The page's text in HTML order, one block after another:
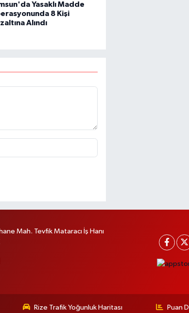
Yasaklı Madde
8 Kişi
Alındı
Mah. Tevfik Mataracı İş Hanı
Rize Trafik Yoğunluk Haritası Puan